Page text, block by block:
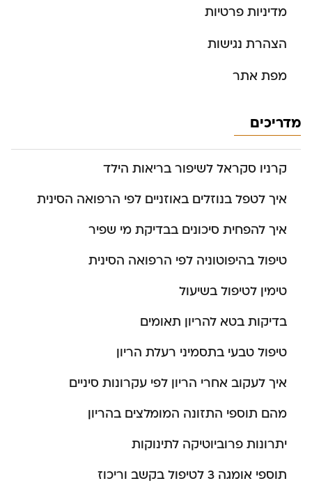
מדיניות פרטיות
הצהרת נגישות
מפת אתר
מדריכים
קרניו סקראל לשיפור בריאות הילד
איך לטפל בנוזלים באוזניים לפי הרפואה הסינית
איך להפחית סיכונים בבדיקת מי שפיר
טיפול בהיפוטוניה לפי הרפואה הסינית
טימין לטיפול בשיעול
בדיקות בטא להריון תאומים
טיפול טבעי בתסמיני רעלת הריון
איך לעקוב אחרי הריון לפי עקרונות סיניים
מהם תוספי התזונה המומלצים בהריון
יתרונות פרוביוטיקה לתינוקות
תוספי אומגה 3 לטיפול בקשב וריכוז